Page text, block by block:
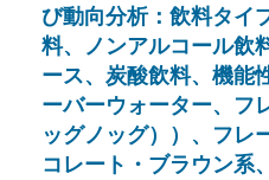
び動向分析：飲料タイ
料、ノンアルコール飲
ース、炭酸飲料、機能
ーバーウォーター、フ
ッグノッグ））、フレ
コレート・ブラウン系